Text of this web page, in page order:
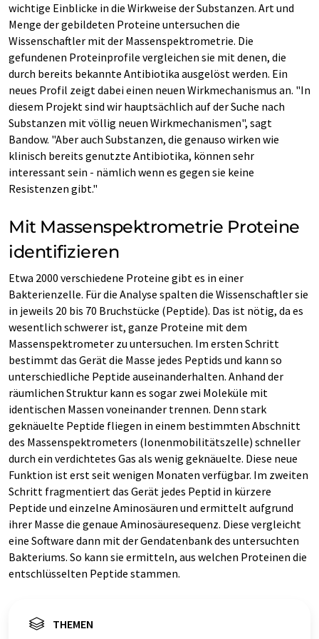
wichtige Einblicke in die Wirkweise der Substanzen. Art und
Menge der gebildeten Proteine untersuchen die
Wissenschaftler mit der Massenspektrometrie. Die
gefundenen Proteinprofile vergleichen sie mit denen, die
durch bereits bekannte Antibiotika ausgelöst werden. Ein
neues Profil zeigt dabei einen neuen Wirkmechanismus an. "In
diesem Projekt sind wir hauptsächlich auf der Suche nach
Substanzen mit völlig neuen Wirkmechanismen", sagt
Bandow. "Aber auch Substanzen, die genauso wirken wie
klinisch bereits genutzte Antibiotika, können sehr
interessant sein - nämlich wenn es gegen sie keine
Resistenzen gibt."
Mit Massenspektrometrie Proteine
identifizieren
Etwa 2000 verschiedene Proteine gibt es in einer
Bakterienzelle. Für die Analyse spalten die Wissenschaftler sie
in jeweils 20 bis 70 Bruchstücke (Peptide). Das ist nötig, da es
wesentlich schwerer ist, ganze Proteine mit dem
Massenspektrometer zu untersuchen. Im ersten Schritt
bestimmt das Gerät die Masse jedes Peptids und kann so
unterschiedliche Peptide auseinanderhalten. Anhand der
räumlichen Struktur kann es sogar zwei Moleküle mit
identischen Massen voneinander trennen. Denn stark
geknäuelte Peptide fliegen in einem bestimmten Abschnitt
des Massenspektrometers (Ionenmobilitätszelle) schneller
durch ein verdichtetes Gas als wenig geknäuelte. Diese neue
Funktion ist erst seit wenigen Monaten verfügbar. Im zweiten
Schritt fragmentiert das Gerät jedes Peptid in kürzere
Peptide und einzelne Aminosäuren und ermittelt aufgrund
ihrer Masse die genaue Aminosäuresequenz. Diese vergleicht
eine Software dann mit der Gendatenbank des untersuchten
Bakteriums. So kann sie ermitteln, aus welchen Proteinen die
entschlüsselten Peptide stammen.
THEMEN